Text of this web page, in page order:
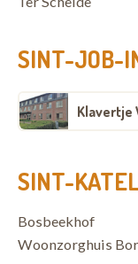
SINT-JOB-
Klavertje
SINT-
Bosbeekhof
Woonzorghuis